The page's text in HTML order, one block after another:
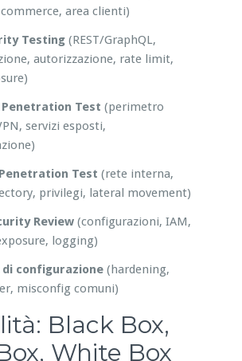
area clienti)
Testing(REST/GraphQL,
autorizzazione, rate limit,
Test (perimetro
servizi esposti,
Test (rete interna,
privilegi, lateral movement)
Review(configurazioni, IAM,
logging)
configurazione(hardening,
misconfig comuni)
Black Box,
White Box